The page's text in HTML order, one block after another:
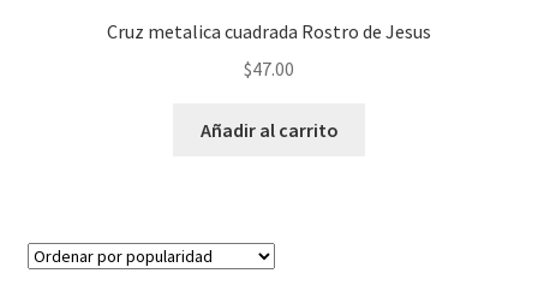
Cruz metalica cuadrada Rostro de Jesus
$47.00
Añadir al carrito